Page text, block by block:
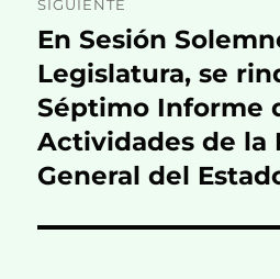
SIGUIENTE
Entrada
siguiente:
En Sesión
Legislatura, se
Séptimo Informe
Actividades de la
General del